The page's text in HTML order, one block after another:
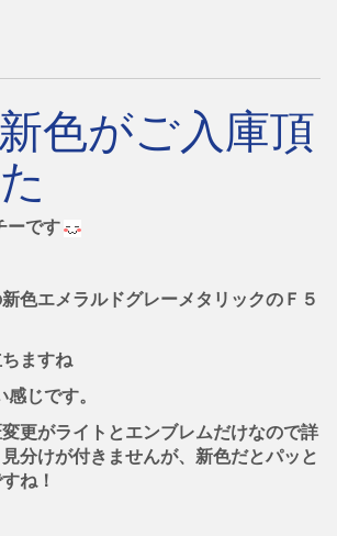
色がご入庫頂
ーです
色エメラルドグレーメタリックのＦ５
ますね
感じです。
更がライトとエンブレムだけなので詳
分けが付きませんが、新色だとパッと
ね！